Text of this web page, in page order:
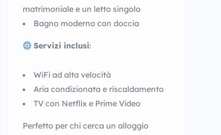
matrimoniale e un letto singolo
Bagno moderno con doccia
Servizi inclusi:
WiFi ad alta velocità
Aria condizionata e riscaldamento
TV con Netflix e Prime Video
Perfetto per chi cerca un alloggio